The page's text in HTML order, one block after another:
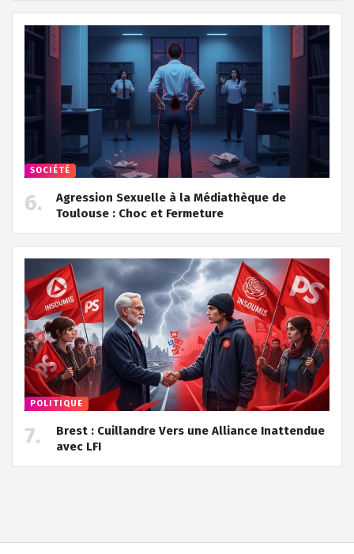
SOCIÉTÉ
Agression Sexuelle à la Médiathèque de
Toulouse : Choc et Fermeture
POLITIQUE
Brest : Cuillandre Vers une Alliance Inattendue
avec LFI